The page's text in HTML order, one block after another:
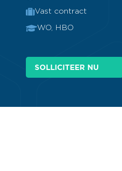
Vast contract
WO, HBO
SOLLICITEER NU